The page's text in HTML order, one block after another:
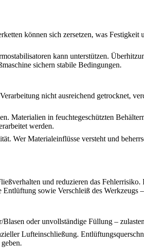
können sich zersetzen, was Festigkeit
kann unterstützen.
sichern stabile Bedingungen.
nicht ausreichend getrocknet,
Materialien in feuchtegeschützten
werden.
Wer Materialeinflüsse versteht und
und reduzieren das Fehlerrisiko.
sowie Verschleiß des Werkzeugs
oder unvollständige Füllung –
Lufteinschließung.